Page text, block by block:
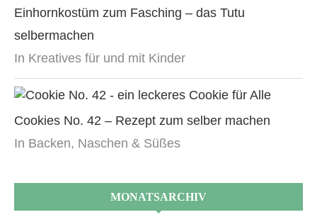
Einhornkostüm zum Fasching – das Tutu
selbermachen
In Kreatives für und mit Kinder
Cookies No. 42 – Rezept zum selber machen
In Backen, Naschen & Süßes
MONATSARCHIV